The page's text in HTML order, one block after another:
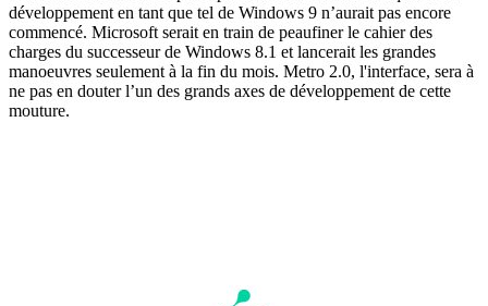
développement en tant que tel de Windows 9 n’aurait pas encore
commencé. Microsoft serait en train de peaufiner le cahier des
charges du successeur de Windows 8.1 et lancerait les grandes
manoeuvres seulement à la fin du mois. Metro 2.0, l'interface, sera à
ne pas en douter l’un des grands axes de développement de cette
mouture.